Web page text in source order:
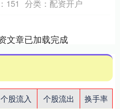
151 分类： 配资开户
文章已加载完成
个股流入 个股流出
换手率